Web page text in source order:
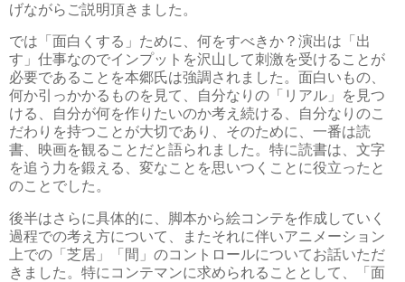
げながらご説明頂きました。
では「面白くする」ために、何をすべきか？演出は「出
す」仕事なのでインプットを沢山して刺激を受けることが
必要であることを本郷氏は強調されました。面白いもの、
何か引っかかるものを見て、自分なりの「リアル」を見つ
ける、自分が何を作りたいのか考え続ける、自分なりのこ
だわりを持つことが大切であり、そのために、一番は読
書、映画を観ることだと語られました。特に読書は、文字
を追う力を鍛える、変なことを思いつくことに役立ったと
のことでした。
後半はさらに具体的に、脚本から絵コンテを作成していく
過程での考え方について、またそれに伴いアニメーション
上での「芝居」「間」のコントロールについてお話いただ
きました。特にコンテマンに求められることとして、「面